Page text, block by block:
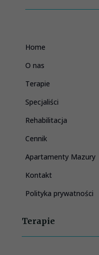
Home
O nas
Terapie
Specjaliści
Rehabilitacja
Cennik
Apartamenty Mazury
Kontakt
Polityka prywatności
Terapie